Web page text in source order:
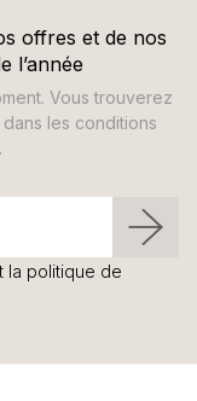
offres et de nos
l’année
Vous trouverez
les conditions
la politique de